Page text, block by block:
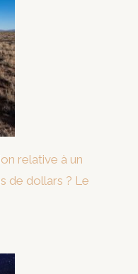
relative à un
de dollars ? Le